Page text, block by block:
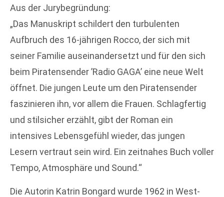
Aus der Jurybegründung:
„Das Manuskript schildert den turbulenten
Aufbruch des 16-jährigen Rocco, der sich mit
seiner Familie auseinandersetzt und für den sich
beim Piratensender ’Radio GAGA’ eine neue Welt
öffnet. Die jungen Leute um den Piratensender
faszinieren ihn, vor allem die Frauen. Schlagfertig
und stilsicher erzählt, gibt der Roman ein
intensives Lebensgefühl wieder, das jungen
Lesern vertraut sein wird. Ein zeitnahes Buch voller
Tempo, Atmosphäre und Sound.“
Die Autorin Katrin Bongard wurde 1962 in West-